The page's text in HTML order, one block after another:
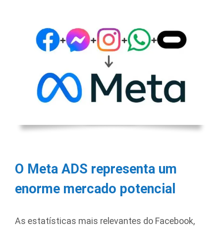
O Meta ADS representa um
enorme mercado potencial
As estatísticas mais relevantes do Facebook,